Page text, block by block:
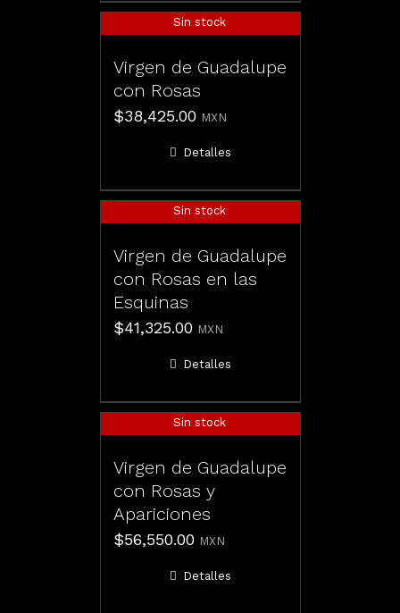
Sin stock
Virgen de Guadalupe
con Rosas
$38,425.00 MXN
Detalles
Sin stock
Virgen de Guadalupe
con Rosas en las
Esquinas
$41,325.00 MXN
Detalles
Sin stock
Virgen de Guadalupe
con Rosas y
Apariciones
$56,550.00 MXN
Detalles